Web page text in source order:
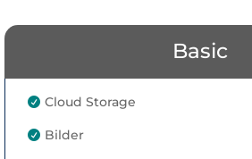
Basic
 Cloud Storage
 Bilder